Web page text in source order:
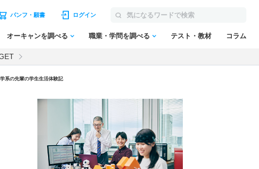
パンフ・願書 ログイン
オーキャンを調べる 職業・学問を調べる テスト・教材 コラム
系の先輩の学生生活体験記